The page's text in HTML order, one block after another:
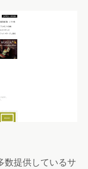
数提供しているサ